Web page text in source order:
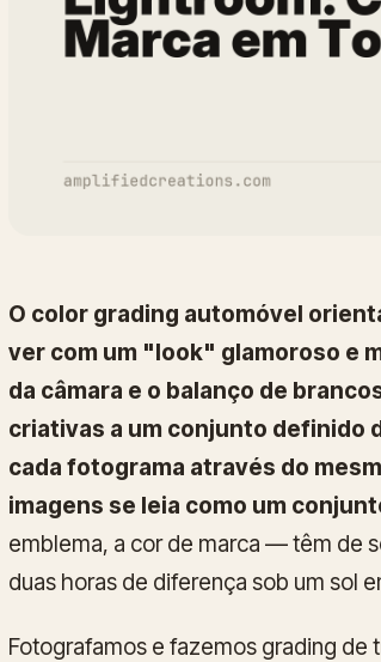
O color grading automóvel
ver com um "look" glamoroso e
da câmara e o balanço de
criativas a um conjunto definido
cada fotograma através do
imagens se leia como um
emblema, a cor de marca — têm de
duas horas de diferença sob um sol
Fotografamos e fazemos grading